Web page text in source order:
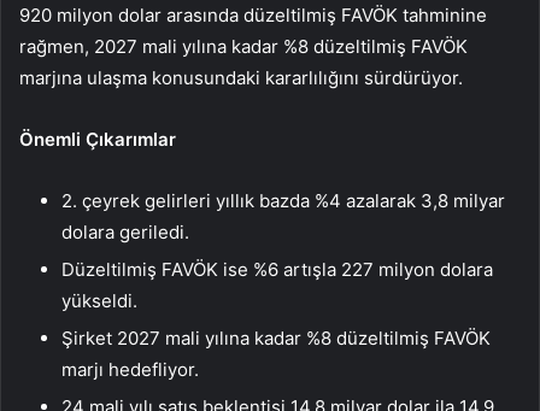
920 milyon dolar arasında düzeltilmiş FAVÖK tahminine
rağmen, 2027 mali yılına kadar %8 düzeltilmiş FAVÖK
marjına ulaşma konusundaki kararlılığını sürdürüyor.
Önemli Çıkarımlar
2. çeyrek gelirleri yıllık bazda %4 azalarak 3,8 milyar
dolara geriledi.
Düzeltilmiş FAVÖK ise %6 artışla 227 milyon dolara
yükseldi.
Şirket 2027 mali yılına kadar %8 düzeltilmiş FAVÖK
marjı hedefliyor.